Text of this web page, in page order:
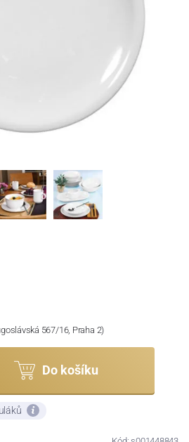
567/16, Praha 2)
Do košíku